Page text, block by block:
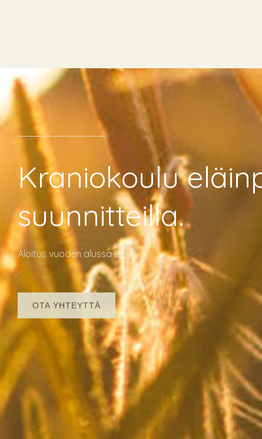
Kraniokoulu
suunnitteilla.
Aloitus vuoden alussa 2027.
OTA YHTEYTTÄ